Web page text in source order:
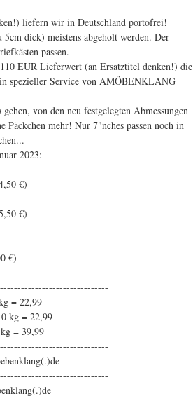
liefern wir in Deutschland portofrei!
dick) meistens abgeholt werden. Der
passen.
EUR Lieferwert (an Ersatztitel denken!) die
spezieller Service von AMÖBENKLANG
von den neu festgelegten Abmessungen
Päckchen mehr! Nur 7"nches passen noch in
2023:
€)
€)
€)
= 22,99
kg = 22,99
= 39,99